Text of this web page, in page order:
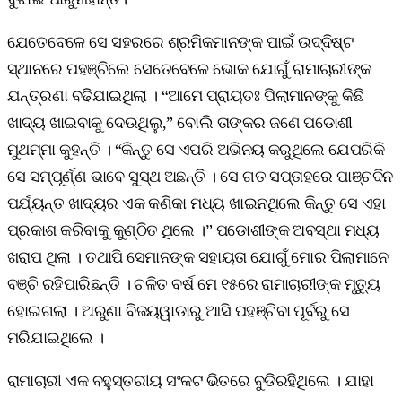
ଯେତେବେଳେ ସେ ସହରରେ ଶ୍ରମିକମାନଙ୍କ ପାଇଁ ଉଦ୍ଦିଷ୍ଟ
ସ୍ଥାନରେ ପହଞ୍ଚିଲେ ସେତେବେଳେ ଭୋକ ଯୋଗୁଁ ରାମାଚାରୀଙ୍କ
ଯନ୍ତ୍ରଣା ବଢିଯାଇଥିଲା । “ଆମେ ପ୍ରାୟତଃ ପିଲାମାନଙ୍କୁ କିଛି
ଖାଦ୍ୟ ଖାଇବାକୁ ଦେଉଥିଲୁ,” ବୋଲି ତାଙ୍କର ଜଣେ ପଡୋଶୀ
ମୁଥମ୍ମା କୁହନ୍ତି । “କିନ୍ତୁ ସେ ଏପରି ଅଭିନୟ କରୁଥିଲେ ଯେପରିକି
ସେ ସମ୍ପୂର୍ଣ୍ଣ ଭାବେ ସୁସ୍ଥ ଅଛନ୍ତି । ସେ ଗତ ସପ୍ତାହରେ ପାଞ୍ଚଦିନ
ପର୍ଯ୍ୟନ୍ତ ଖାଦ୍ୟର ଏକ କଣିକା ମଧ୍ୟ ଖାଇନଥିଲେ କିନ୍ତୁ ସେ ଏହା
ପ୍ରକାଶ କରିବାକୁ କୁଣ୍ଠିତ ଥିଲେ ।” ପଡୋଶୀଙ୍କ ଅବସ୍ଥା ମଧ୍ୟ
ଖରାପ ଥିଲା । ତଥାପି ସେମାନଙ୍କ ସହାୟତା ଯୋଗୁଁ ମୋର ପିଲାମାନେ
ବଞ୍ଚି ରହିପାରିଛନ୍ତି । ଚଳିତ ବର୍ଷ ମେ ୧୫ରେ ରାମାଚାରୀଙ୍କ ମୃତ୍ୟୁ
ହୋଇଗଲା । ଅରୁଣା ବିଜୟୱାଡାରୁ ଆସି ପହଞ୍ଚିବା ପୂର୍ବରୁ ସେ
ମରିଯାଇଥିଲେ ।
ରାମାଚାରୀ ଏକ ବହୁସ୍ତରୀୟ ସଂକଟ ଭିତରେ ବୁଡିରହିଥିଲେ । ଯାହା